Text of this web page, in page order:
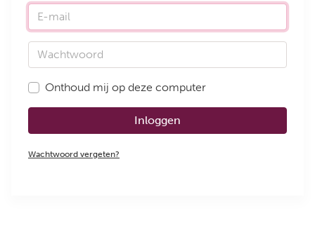
E-mail
Wachtwoord
Onthoud mij op deze computer
Inloggen
Wachtwoord vergeten?